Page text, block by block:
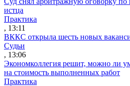
истца
Практика
, 13:11
ВККС открыла шесть новых
Судьи
, 13:06
Экономколлегия решит, можно ли
на стоимость выполненных работ
Практика